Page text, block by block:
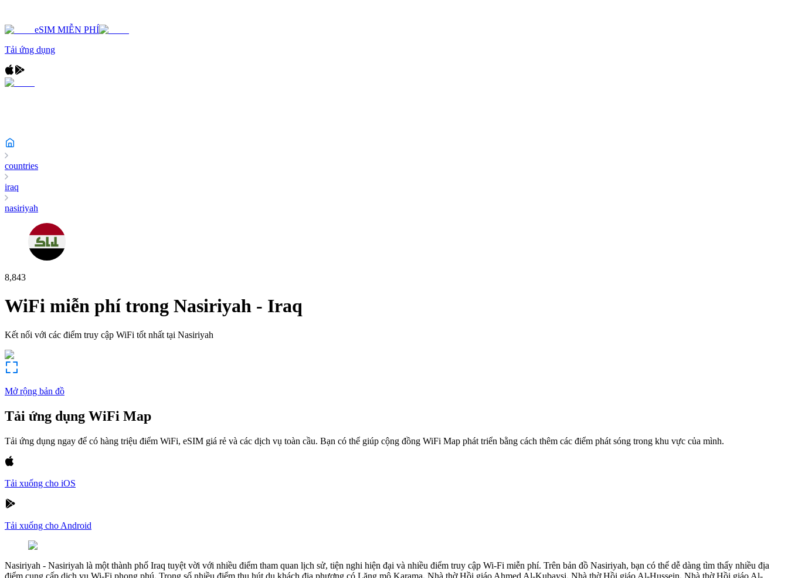
eSIM MIỄN PHÍ
Tải ứng dụng
countries
iraq
nasiriyah
8,843
WiFi miễn phí trong Nasiriyah - Iraq
Kết nối với các điểm truy cập WiFi tốt nhất tại Nasiriyah
Mở rộng bản đồ
Tải ứng dụng WiFi Map
Tải ứng dụng ngay để có hàng triệu điểm WiFi, eSIM giá rẻ và các dịch vụ toàn cầu. Bạn có thể giúp cộng đồng WiFi Map phát triển bằng cách thêm các điểm phát sóng trong khu vực của mình.
Tải xuống cho iOS
Tải xuống cho Android
Nasiriyah - Nasiriyah là một thành phố Iraq tuyệt vời với nhiều điểm tham quan lịch sử, tiện nghi hiện đại và nhiều điểm truy cập Wi-Fi miễn phí. Trên bản đồ Nasiriyah, bạn có thể dễ dàng tìm thấy nhiều địa
điểm cung cấp dịch vụ Wi-Fi phong phú. Trong số nhiều điểm thu hút du khách địa phương có Lăng mộ Karama, Nhà thờ Hồi giáo Ahmed Al-Kubaysi, Nhà thờ Hồi giáo Al-Hussein, Nhà thờ Hồi giáo Al-